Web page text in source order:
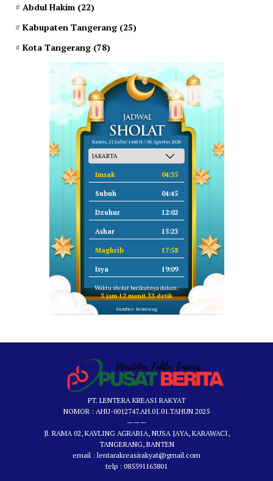
Abdul Hakim (22)
Kabupaten Tangerang (25)
Kota Tangerang (78)
Kamis, 21 Safar 1448 H / 06 Agustus 2026
Imsak 04:35
Subuh 04:45
Dzuhur 12:02
Ashar 15:23
Maghrib 17:58
Isya 19:09
Waktu sholat berikutnya dalam:
3 jam 12 menit 32 detik
Sumber: Kemenag
PT. LENTERA KREASI RAKYAT
NOMOR : AHU-0012747.AH.01.01.TAHUN 2025
———
Jl. RAMA 02, KAVLING AGRARIA, NUSA JAYA, KARAWACI,
TANGERANG, BANTEN
email : lentarakreasirakyat@gmail.com
telp : 085591163801